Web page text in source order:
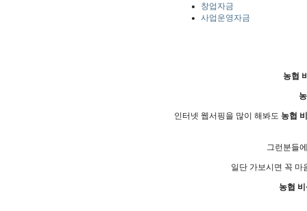
창업자금
사업운영자금
농협
인터넷 웹서핑을 많이 해봐도농협
그런분들
일단 가보시면 꼭 마
농협